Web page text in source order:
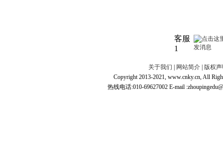
客服
1
关于我们 | 网站简介 | 版权
Copyright 2013-2021, www.cnky.cn, All
热线电话:010-69627002 E-mail